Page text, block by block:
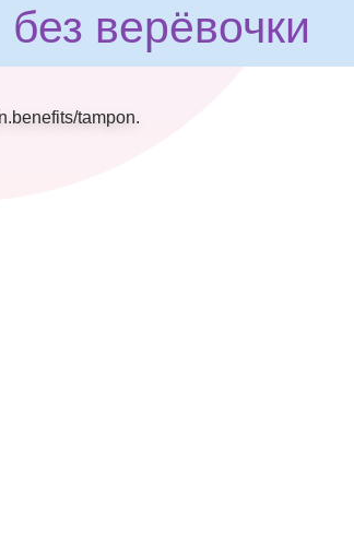
без верёвочки